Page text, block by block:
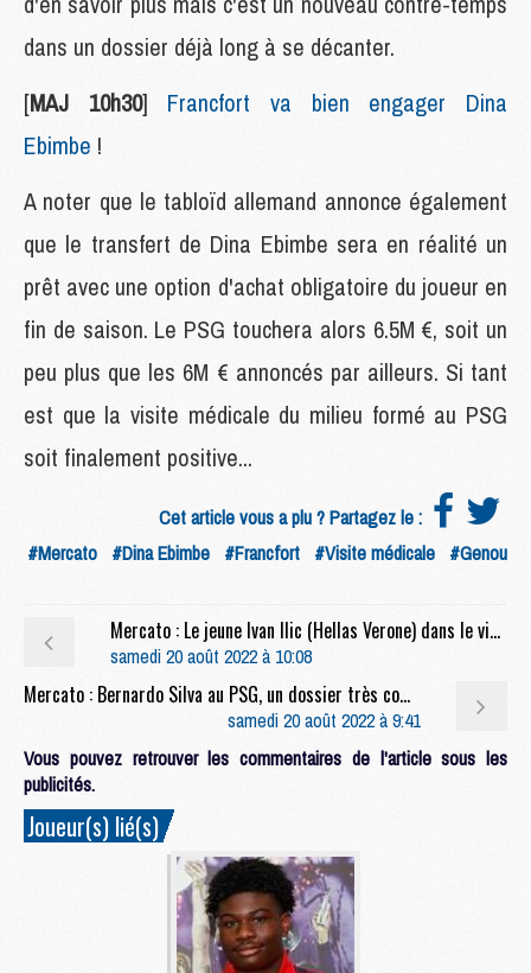
dans un dossier déjà long à se décanter.
[MAJ 10h30] Francfort va bien engager Dina
Ebimbe !
A noter que le tabloïd allemand annonce également
que le transfert de Dina Ebimbe sera en réalité un
prêt avec une option d'achat obligatoire du joueur en
fin de saison. Le PSG touchera alors 6.5M €, soit un
peu plus que les 6M € annoncés par ailleurs. Si tant
est que la visite médicale du milieu formé au PSG
soit finalement positive...
Cet article vous a plu ? Partagez le :
#Mercato #Dina Ebimbe #Francfort #Visite médicale #Genou
Mercato : Le jeune Ivan Ilic (Hellas Verone) dans le viseur du PSG
samedi 20 août 2022 à 10:08
Mercato : Bernardo Silva au PSG, un dossier très compliqué et lié à Neymar ?
samedi 20 août 2022 à 9:41
Vous pouvez retrouver les commentaires de l'article sous les
publicités.
Joueur(s) lié(s)